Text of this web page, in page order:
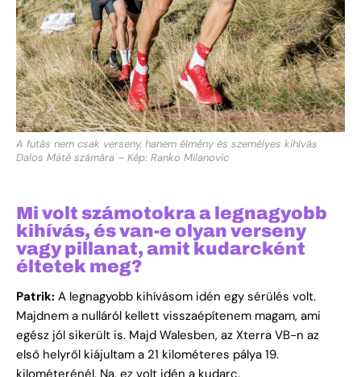
A futás nem csak verseny, hanem élmény és személyes kihívás
Dalos Máté számára – Kép: Ranko Milanovic
Mi volt számotokra a legnagyobb
kihívás, és van-e olyan verseny
vagy pillanat, amit kudarcként
éltetek meg?
Patrik: A legnagyobb kihívásom idén egy sérülés volt.
Majdnem a nulláról kellett visszaépítenem magam, ami
egész jól sikerült is. Majd Walesben, az Xterra VB-n az
első helyről kiájultam a 21 kilométeres pálya 19.
kilométerénél. Na, ez volt idén a kudarc.